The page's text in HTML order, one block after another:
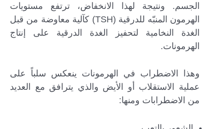
الجسم. ونتيجة لهذا الانخفاض، ترتفع مستويات
الهرمون المنبّه للدرقية (TSH) كآلية معاوضة من قبل
الغدة النخامية لتحفيز الغدة الدرقية على إنتاج
الهرمونات.
وهذا الاضطراب في الهرمونات ينعكس سلباً على
عملية الاستقلاب أو الأيض والذي يترافق مع العديد
من الاضطرابات ومنها: